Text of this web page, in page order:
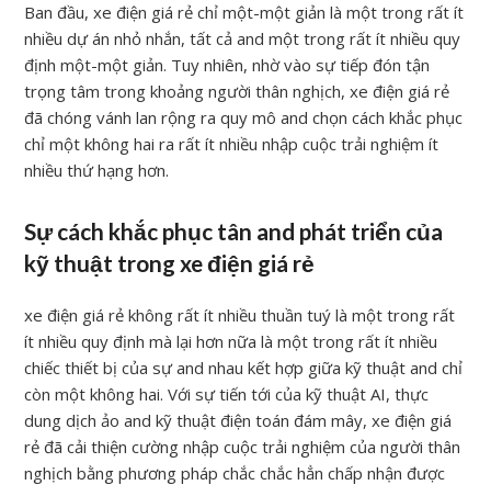
Ban đầu, xe điện giá rẻ chỉ một-một giản là một trong rất ít
nhiều dự án nhỏ nhắn, tất cả and một trong rất ít nhiều quy
định một-một giản. Tuy nhiên, nhờ vào sự tiếp đón tận
trọng tâm trong khoảng người thân nghịch, xe điện giá rẻ
đã chóng vánh lan rộng ra quy mô and chọn cách khắc phục
chỉ một không hai ra rất ít nhiều nhập cuộc trải nghiệm ít
nhiều thứ hạng hơn.
Sự cách khắc phục tân and phát triển của
kỹ thuật trong xe điện giá rẻ
xe điện giá rẻ không rất ít nhiều thuần tuý là một trong rất
ít nhiều quy định mà lại hơn nữa là một trong rất ít nhiều
chiếc thiết bị của sự and nhau kết hợp giữa kỹ thuật and chỉ
còn một không hai. Với sự tiến tới của kỹ thuật AI, thực
dung dịch ảo and kỹ thuật điện toán đám mây, xe điện giá
rẻ đã cải thiện cường nhập cuộc trải nghiệm của người thân
nghịch bằng phương pháp chắc chắc hẳn chấp nhận được